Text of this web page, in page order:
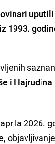
1993.
i Hajrudina
2026.
,